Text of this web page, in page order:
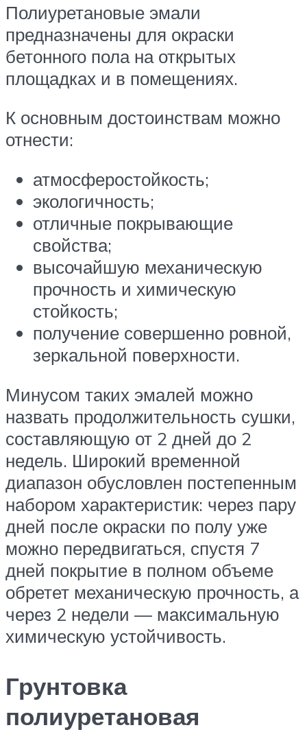
Полиуретановые эмали
предназначены для окраски
бетонного пола на открытых
площадках и в помещениях.
К основным достоинствам можно
отнести:
атмосферостойкость;
экологичность;
отличные покрывающие
свойства;
высочайшую механическую
прочность и химическую
стойкость;
получение совершенно ровной,
зеркальной поверхности.
Минусом таких эмалей можно
назвать продолжительность сушки,
составляющую от 2 дней до 2
недель. Широкий временной
диапазон обусловлен постепенным
набором характеристик: через пару
дней после окраски по полу уже
можно передвигаться, спустя 7
дней покрытие в полном объеме
обретет механическую прочность, а
через 2 недели — максимальную
химическую устойчивость.
Грунтовка
полиуретановая